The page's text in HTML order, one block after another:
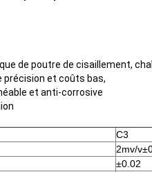
de poutre de cisaillement,
précision et coûts bas,
et anti-corrosive
C3
2mv/
±0.02